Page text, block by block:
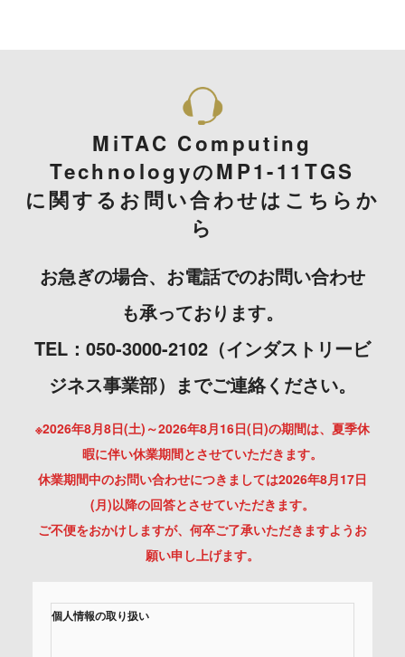
MiTAC Computing
TechnologyのMP1-11TGS
に関するお問い合わせはこちらか
ら
お急ぎの場合、お電話でのお問い合わせ
も承っております。
TEL：050-3000-2102（インダストリービ
ジネス事業部）までご連絡ください。
※2026年8月8日(土)～2026年8月16日(日)の期間は、夏季休
暇に伴い休業期間とさせていただきます。
休業期間中のお問い合わせにつきましては2026年8月17日
(月)以降の回答とさせていただきます。
ご不便をおかけしますが、何卒ご了承いただきますようお
願い申し上げます。
個人情報の取り扱い